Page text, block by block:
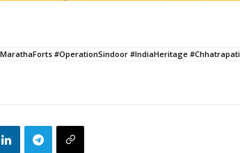
#OperationSindoor #IndiaHeritage